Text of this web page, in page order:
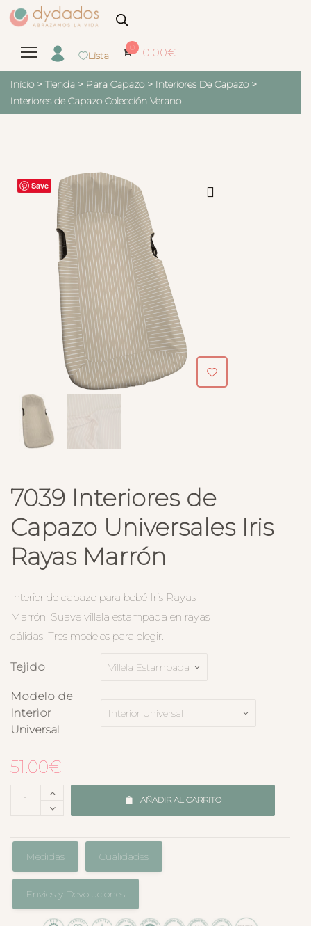
Lista
0 0.00€
Inicio > Tienda > Para Capazo > Interiores De Capazo >
Interiores de Capazo Colección Verano
Save
7039 Interiores de
Capazo Universales Iris
Rayas Marrón
Interior de capazo para bebé Iris Rayas
Marrón. Suave villela estampada en rayas
cálidas. Tres modelos para elegir.
Tejido
Modelo de
Interior
Universal
51.00€
AÑADIR AL CARRITO
Medidas Cualidades
Envíos y Devoluciones